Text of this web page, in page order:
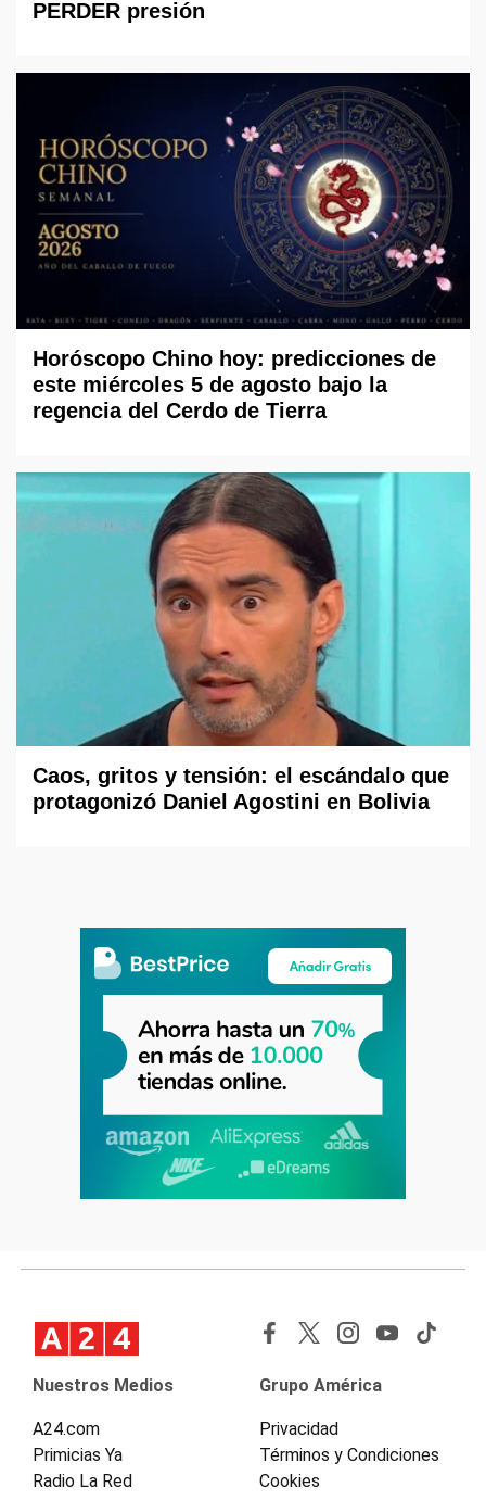
PERDER presión
Horóscopo Chino hoy: predicciones de
este miércoles 5 de agosto bajo la
regencia del Cerdo de Tierra
Caos, gritos y tensión: el escándalo que
protagonizó Daniel Agostini en Bolivia
Nuestros Medios
A24.com
Primicias Ya
Radio La Red
Grupo América
Privacidad
Términos y Condiciones
Cookies